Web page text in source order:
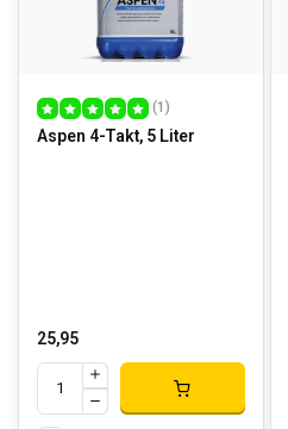
(1)
Aspen 4-Takt, 5 Liter
25,95